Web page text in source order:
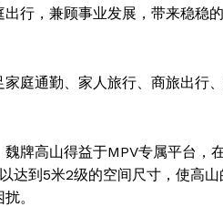
Magazine
行，兼顾事业发展，带来稳稳
庭通勤、家人旅行、商旅出行
牌高山得益于MPV专属平台，
达到5米2级的空间尺寸，使高
。